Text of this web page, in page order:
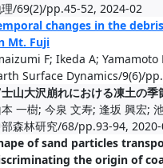
/69(2)/pp.45-52, 2024-02
changes in the
Mt. Fuji
F; Ikeda A; Yamamoto
Surface Dynamics/9(6)/
山大沢崩れにおける凍土の
一樹; 今泉 文寿; 逢坂 興宏;
森林研究/68/pp.93-94,
of sand particles
the origin of